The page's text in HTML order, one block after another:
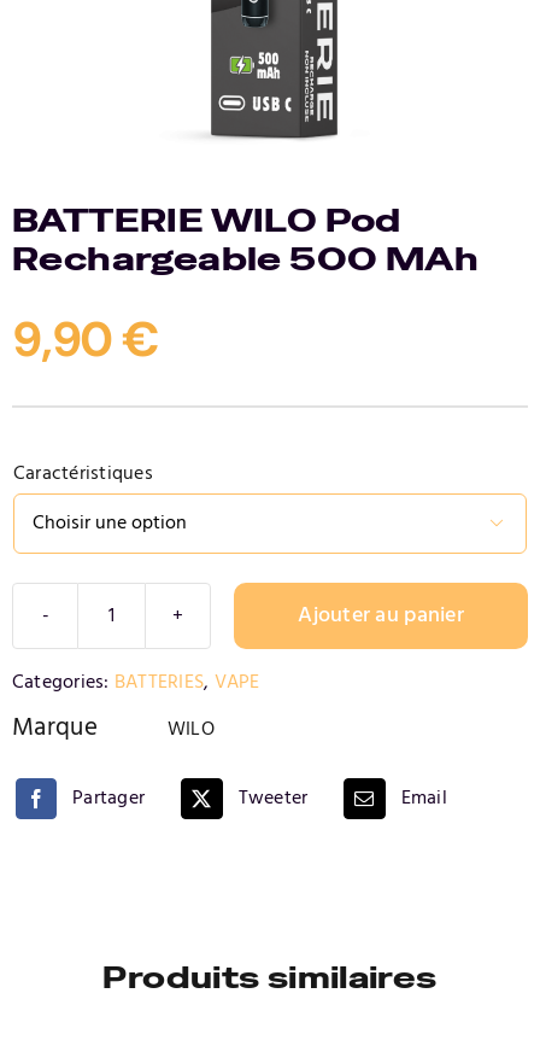
BATTERIE WILO Pod
Rechargeable 500 MAh
9,90€
Caractéristiques

quantité
de
BATTERIE
Rechargeable
500
Ajouter au panier
Categories: BATTERIES, VAPE
Marque WILO
Partager Tweeter Email
Produits similaires